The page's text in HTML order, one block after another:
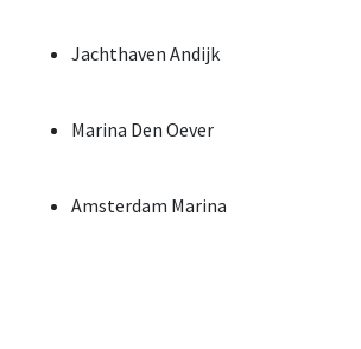
Jachthaven Andijk
Marina Den Oever
Amsterdam Marina